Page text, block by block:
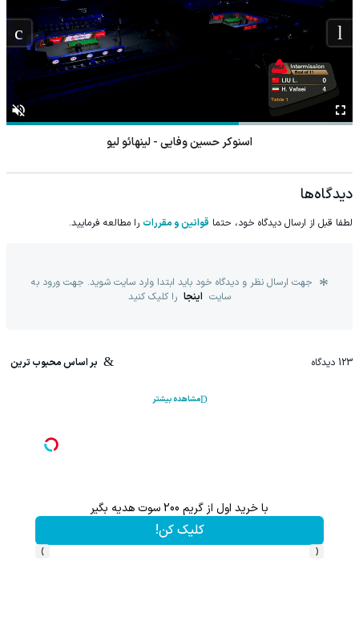
اسنوکر حسین وفایی - لینهائو لیو
دیدگاه‌ها
لطفا قبل از ارسال دیدگاه خود، حتما قوانین و مقررات را مطالعه فرمایید.
جهت ارسال نظر و دیدگاه خود باید ابتدا وارد سایت شوید. جهت ورود به
سایت اینجا را کلیک کنید
123 دیدگاه بر اساس محبوب ترین
مشاهده بیشتر
با خرید اول از گریم 200 سوت هدیه بگیر
کلیک کن!
‹
›